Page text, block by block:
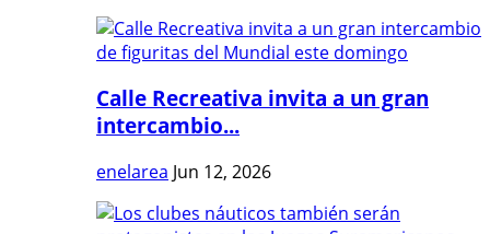
Calle Recreativa invita a un gran
intercambio...
enelarea Jun 12, 2026